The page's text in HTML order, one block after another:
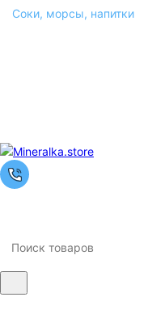
Соки, морсы, напитки